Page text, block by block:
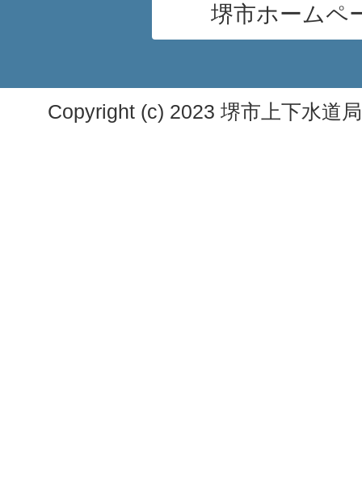
堺市ホームペ
Copyright (c) 2023 堺市上下水道